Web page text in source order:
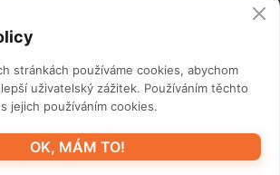
CO., LTD.ZÁSADY OCHRANY OSOBNÍCH
DOBA POUŽITÍ MAPA STRÁNEK
stránkách používáme cookies, abychom
uživatelský zážitek. Používáním těchto
jejich používáním cookies.
OK, MÁM TO!